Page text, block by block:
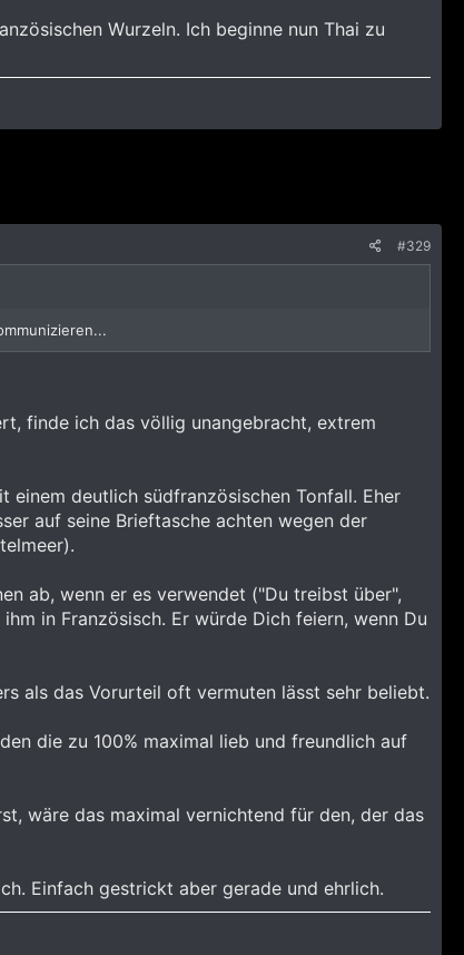
Wurzeln. Ich beginne nun Thai zu
#329
finde ich das völlig unangebracht, extrem
einem deutlich südfranzösischen Tonfall. Eher
auf seine Brieftasche achten wegen der
ab, wenn er es verwendet ("Du treibst über",
in Französisch. Er würde Dich feiern, wenn Du
als das Vorurteil oft vermuten lässt sehr beliebt.
die zu 100% maximal lieb und freundlich auf
wäre das maximal vernichtend für den, der das
Einfach gestrickt aber gerade und ehrlich.